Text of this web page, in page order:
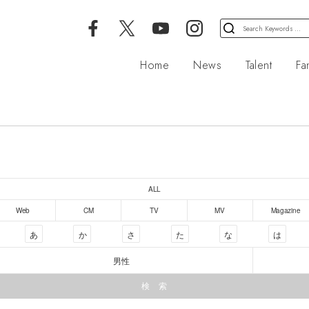
検
索
象:
Home News Talent
ALL
Web CM TV MV Magazine
あ か さ た な は
男性